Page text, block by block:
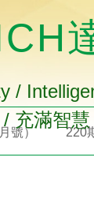
號） 220
/
/ 充滿智